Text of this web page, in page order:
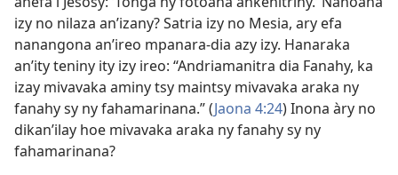
izy no nilaza an’izany? Satria izy no Mesia, ary efa
nanangona an’ireo mpanara-dia azy izy. Hanaraka
an’ity teniny ity izy ireo: “Andriamanitra dia Fanahy, ka
izay mivavaka aminy tsy maintsy mivavaka araka ny
fanahy sy ny fahamarinana.” (Jaona 4:24) Inona àry no
dikan’ilay hoe mivavaka araka ny fanahy sy ny
fahamarinana?